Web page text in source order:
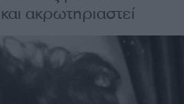
και ακρωτηριαστεί